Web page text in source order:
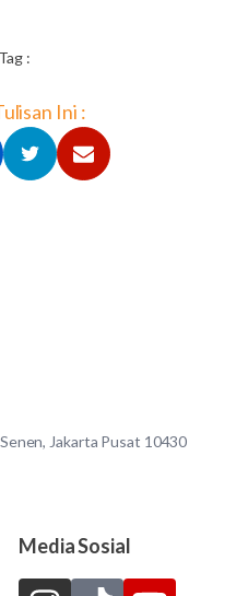
Tag :
Ini :
Jakarta Pusat 10430
Media Sosial